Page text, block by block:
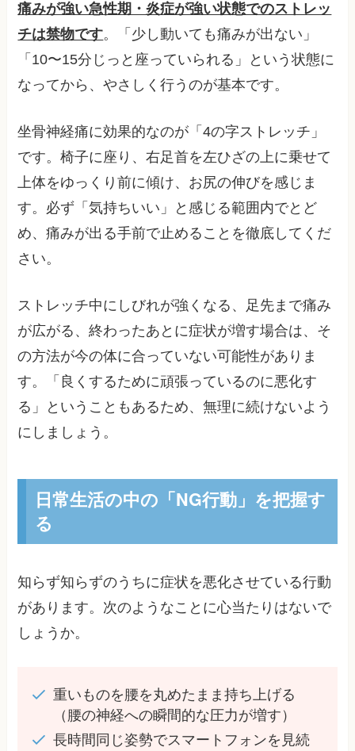
痛みが強い急性期・炎症が強い状態でのストレッ
チは禁物です。「少し動いても痛みが出ない」
「10〜15分じっと座っていられる」という状態に
なってから、やさしく行うのが基本です。
坐骨神経痛に効果的なのが「4の字ストレッチ」
です。椅子に座り、右足首を左ひざの上に乗せて
上体をゆっくり前に傾け、お尻の伸びを感じま
す。必ず「気持ちいい」と感じる範囲内でとど
め、痛みが出る手前で止めることを徹底してくだ
さい。
ストレッチ中にしびれが強くなる、足先まで痛み
が広がる、終わったあとに症状が増す場合は、そ
の方法が今の体に合っていない可能性がありま
す。「良くするために頑張っているのに悪化す
る」ということもあるため、無理に続けないよう
にしましょう。
日常生活の中の「NG行動」を把握す
る
知らず知らずのうちに症状を悪化させている行動
があります。次のようなことに心当たりはないで
しょうか。
重いものを腰を丸めたまま持ち上げる
（腰の神経への瞬間的な圧力が増す）
長時間同じ姿勢でスマートフォンを見続